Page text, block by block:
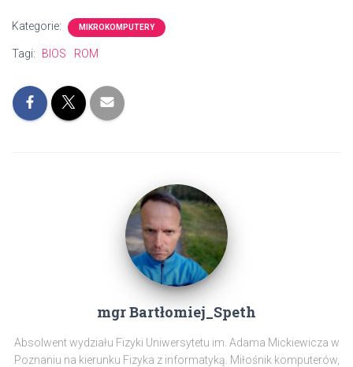
Kategorie: MIKROKOMPUTERY
Tagi: BIOS ROM
mgr Bartłomiej_Speth
Absolwent wydziału Fizyki Uniwersytetu im. Adama Mickiewicza w
Poznaniu na kierunku Fizyka z informatyką. Miłośnik komputerów,